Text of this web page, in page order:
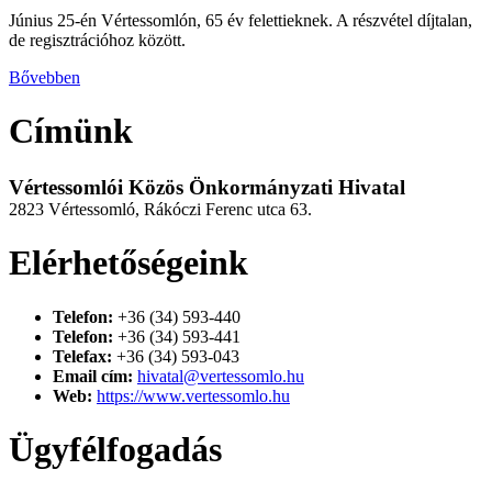
Június 25-én Vértessomlón, 65 év felettieknek. A részvétel díjtalan,
de regisztrációhoz között.
Bővebben
Címünk
Vértessomlói Közös Önkormányzati Hivatal
2823 Vértessomló, Rákóczi Ferenc utca 63.
Elérhetőségeink
Telefon: +36 (34) 593-440
Telefon: +36 (34) 593-441
Telefax: +36 (34) 593-043
Email cím: hivatal@vertessomlo.hu
Web: https://www.vertessomlo.hu
Ügyfélfogadás